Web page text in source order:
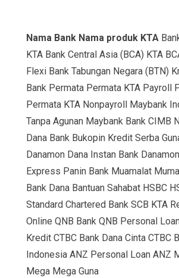
Nama Bank Nama produk KTA
KTA Bank Central Asia (BCA) KTA
Flexi Bank Tabungan Negara (BTN)
Bank Permata Permata KTA Payroll
Permata KTA Nonpayroll Maybank
Tanpa Agunan Maybank Bank CIMB
Dana Bank Bukopin Kredit Serba
Danamon Dana Instan Bank
Express Panin Bank Muamalat
Bank Dana Bantuan Sahabat HSBC
Standard Chartered Bank SCB KTA
Online QNB Bank QNB Personal
Kredit CTBC Bank Dana Cinta CTBC
Indonesia ANZ Personal Loan ANZ
Mega Mega Guna